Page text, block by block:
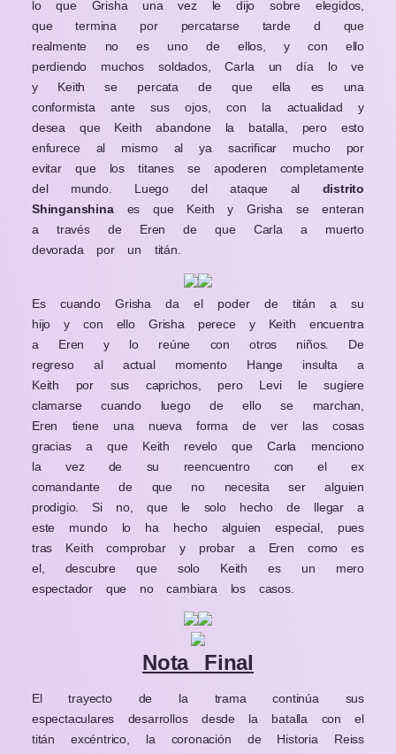
lo que Grisha una vez le dijo sobre elegidos,
que termina por percatarse tarde d que
realmente no es uno de ellos, y con ello
perdiendo muchos soldados, Carla un día lo ve
y Keith se percata de que ella es una
conformista ante sus ojos, con la actualidad y
desea que Keith abandone la batalla, pero esto
enfurece al mismo al ya sacrificar mucho por
evitar que los titanes se apoderen completamente
del mundo. Luego del ataque al distrito
Shinganshina es que Keith y Grisha se enteran
a través de Eren de que Carla a muerto
devorada por un titán.
Es cuando Grisha da el poder de titán a su
hijo y con ello Grisha perece y Keith encuentra
a Eren y lo reúne con otros niños. De
regreso al actual momento Hange insulta a
Keith por sus caprichos, pero Levi le sugiere
clamarse cuando luego de ello se marchan,
Eren tiene una nueva forma de ver las cosas
gracias a que Keith revelo que Carla menciono
la vez de su reencuentro con el ex
comandante de que no necesita ser alguien
prodigio. Si no, que le solo hecho de llegar a
este mundo lo ha hecho alguien especial, pues
tras Keith comprobar y probar a Eren como es
el, descubre que solo Keith es un mero
espectador que no cambiara los casos.
Nota Final
El trayecto de la trama continúa sus
espectaculares desarrollos desde la batalla con el
titán excéntrico, la coronación de Historia Reiss